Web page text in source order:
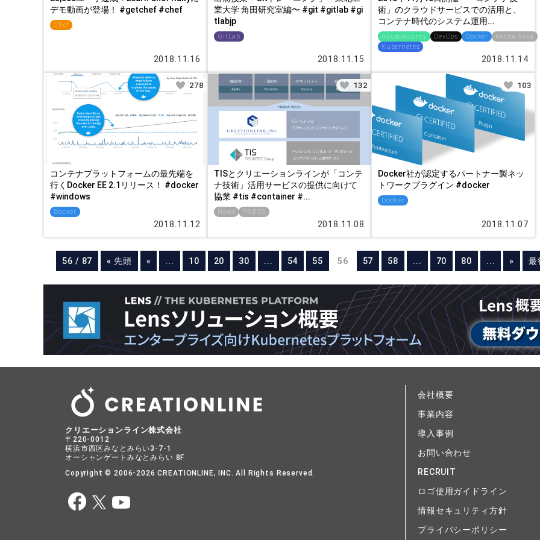
デモ動画が登場！ #getchef #chef
Chef
2018.11.16
業大学 角田研究室編〜 #git #gitlab #gi
tlabjp
GitLab
2018.11.15
術」のクラウドサービスでの活用と、
コンテナ時代のシステム運用...
AquaSecurity DevOps Docker
Kenta Sasa
Kubernetes
2018.11.14
コンテナプラットフォームの最先端を
行くDocker EE 2.1リリース！ #docker
#windows
Docker
2018.11.12
278
TISとクリエーションラインが「コンテ
ナ技術」活用サービスの提供に向けて
協業 #tis #container #...
News PRESS
2018.11.08
132
Docker社が認定するパートナー製ネッ
トワークプラグイン #docker
Docker
2018.11.07
103
56 / 87 « 先頭 « ... 10 20 30 ... 54 55 56 57 58 ... 70 80 ... » 最
クリエーションライン株式会社
〒220-0012
横浜市西区みなとみらい3-7-1
オーシャンゲートみなとみらい 8F
Copyright © 2006-2026 CREATIONLINE, INC. All Rights Reserved.
会社概要
事業内容
導入事例
お問い合わせ
RECRUIT
ロゴ使用ガイドライン
情報セキュリティ方針
プライバシーポリシー